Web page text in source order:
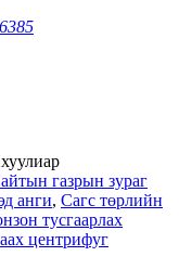
газрын зураг
анги, Сагс төрлийн
тусгаарлах
центрифуг